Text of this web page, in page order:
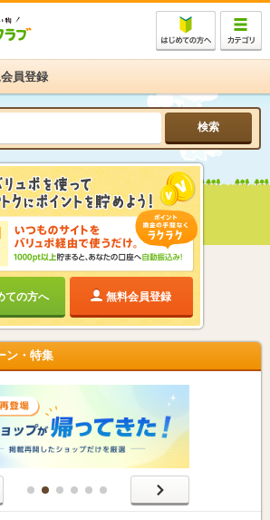
員登録
ての方へ 無料会員登録
ン・特集